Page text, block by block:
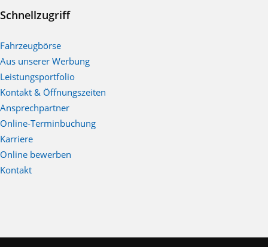
Schnellzugriff
Fahrzeugbörse
Aus unserer Werbung
Leistungsportfolio
Kontakt & Öffnungszeiten
Ansprechpartner
Online-Terminbuchung
Karriere
Online bewerben
Kontakt